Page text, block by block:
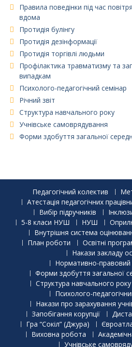
Правила поведінки під час
вдома
Протидія булінгу
Протидія дезінформації
Протидія торгівлі людьми
Профілактика травматизму та
випадкам
Психолого-педагогічний семінар
Річний звіт
Структура навчального року
Учнівське самоврядування
Форми здобуття загальної
Педагогічний колектив
Атестація педагогічних
Вибір підручників
5-8 класи НУШ
НУШ
Внутрішня система
План роботи
Освітні
Накази закладу
Нормативно-правовий
Форми здобуття загальної
Структура навчального року
Психолого-
Накази про зарахування
Запобігання корупції
Гра “Сокіл” (Джура)
Виховна робота
Учнівське